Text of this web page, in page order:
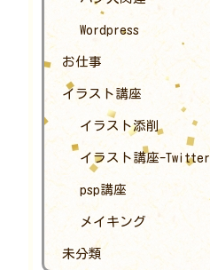
Wordpress
お仕事
イラスト講座
イラスト添削
イラスト講座-Twitter
psp講座
メイキング
未分類